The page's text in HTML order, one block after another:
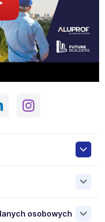
679 z dnia 27 kwietnia
osobowych